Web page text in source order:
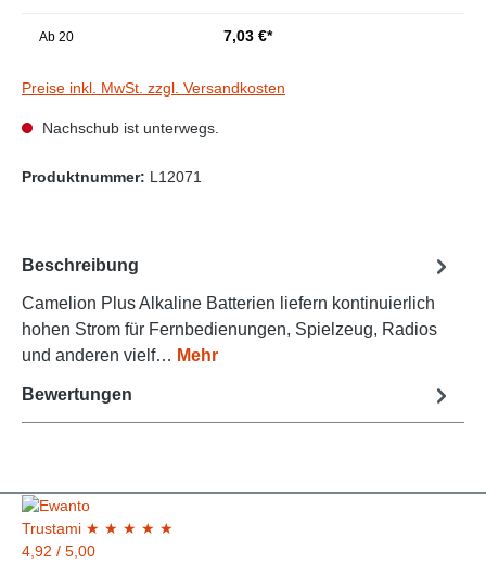
Ab 20 7,03 €*
Preise inkl. MwSt. zzgl. Versandkosten
Nachschub ist unterwegs.
Produktnummer: L12071
Beschreibung
Camelion Plus Alkaline Batterien liefern kontinuierlich
hohen Strom für Fernbedienungen, Spielzeug, Radios
und anderen vielf… Mehr
Bewertungen
Trustami ★ ★ ★ ★ ★
4,92 / 5,00